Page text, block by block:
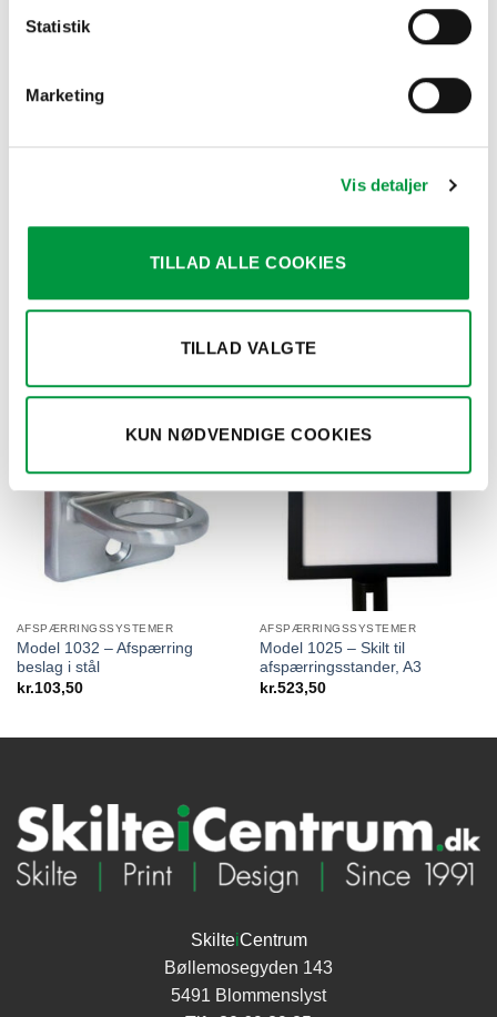
Statistik
Marketing
Vis detaljer
TILLAD ALLE COOKIES
TILLAD VALGTE
KUN NØDVENDIGE COOKIES
Model 1025 – Skilt til
afspæringsstander, A4
Model 1032 – Afspærringstov,
kr. 418,50
AFSPÆRRINGSSYSTEMER
Model 1032 – Afspærring
beslag i stål
kr.103,50
AFSPÆRRINGSSYSTEMER
Model 1025 – Skilt til
afspærringsstander, A3
kr.523,50
SkilteiCentrum
Bøllemosegyden 143
5491 Blommenslyst